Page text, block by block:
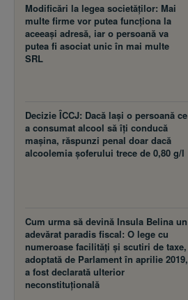
Modificări la legea societăţilor: Mai
multe firme vor putea funcţiona la
aceeaşi adresă, iar o persoană va
putea fi asociat unic în mai multe
SRL
Decizie ÎCCJ: Dacă laşi o persoană ce
a consumat alcool să îţi conducă
maşina, răspunzi penal doar dacă
alcoolemia şoferului trece de 0,80 g/l
Cum urma să devină Insula Belina un
adevărat paradis fiscal: O lege cu
numeroase facilităţi şi scutiri de taxe,
adoptată de Parlament în aprilie 2019,
a fost declarată ulterior
neconstituţională